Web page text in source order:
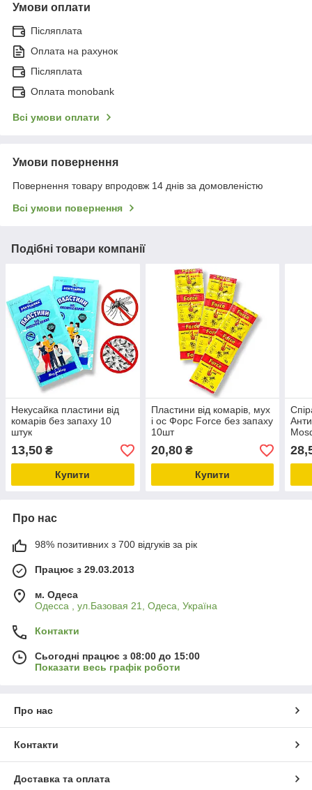
Умови оплати
Післяплата
Оплата на рахунок
Післяплата
Оплата monobank
Всі умови оплати
Умови повернення
Повернення товару впродовж 14 днів за домовленістю
Всі умови повернення
Подібні товари компанії
Некусайка пластини від
комарів без запаху 10
штук
13,50 ₴
Купити
Пластини від комарів, мух
і ос Форс Force без запаху
10шт
20,80₴
Купити
Про нас
98% позитивних з 700 відгуків за рік
Працює з 29.03.2013
м. Одеса
Одесса , ул.Базовая 21, Одеса, Україна
Контакти
Сьогодні працює з 08:00 до 15:00
Показати весь графік роботи
Про нас
Контакти
Доставка та оплата